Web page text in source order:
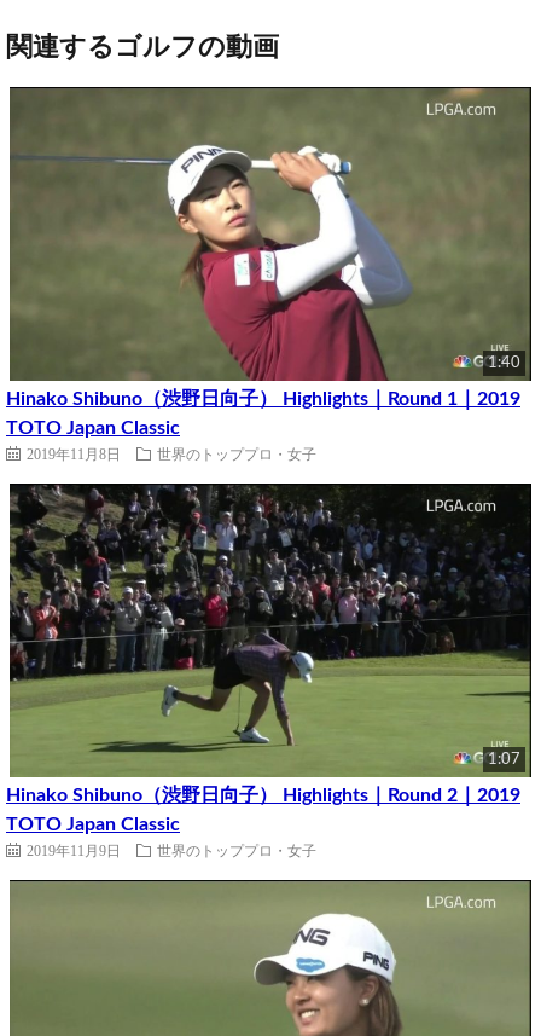
関連するゴルフの動画
1:40
Hinako Shibuno（渋野日向子） Highlights｜Round 1｜2019
TOTO Japan Classic
2019年11月8日 世界のトッププロ・女子
1:07
Hinako Shibuno（渋野日向子） Highlights｜Round 2｜2019
TOTO Japan Classic
2019年11月9日 世界のトッププロ・女子